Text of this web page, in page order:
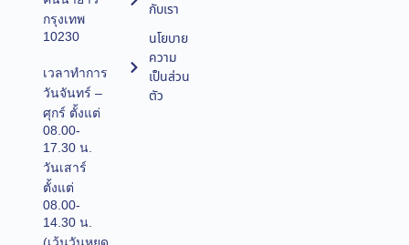
กรุงเทพ
10230
เวลาทำการ
วันจันทร์ –
ศุกร์ ตั้งแต่
08.00-
17.30 น.
วันเสาร์
ตั้งแต่
08.00-
14.30 น.
กับเรา
นโยบาย
ความ
เป็นส่วน
ตัว